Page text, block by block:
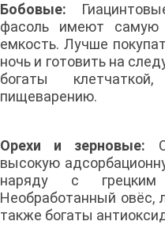
Бобовые:
фасоль имеют самую
емкость. Лучше
ночь и готовить на
богаты
пищеварению.
Орехи и зерновые:
высокую
наряду с
Необработанный овёс,
также богаты